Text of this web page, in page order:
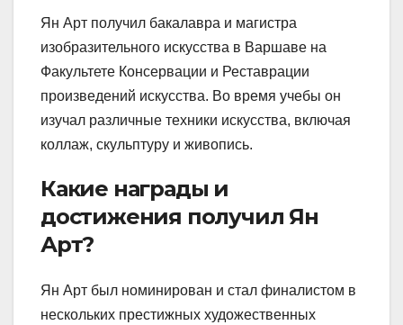
Ян Арт получил бакалавра и магистра
изобразительного искусства в Варшаве на
Факультете Консервации и Реставрации
произведений искусства. Во время учебы он
изучал различные техники искусства, включая
коллаж, скульптуру и живопись.
Какие награды и
достижения получил Ян
Арт?
Ян Арт был номинирован и стал финалистом в
нескольких престижных художественных